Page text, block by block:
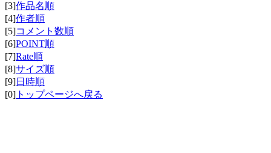
[3]作品名順
[4]作者順
[5]コメント数順
[6]POINT順
[7]Rate順
[8]サイズ順
[9]日時順
[0] トップページへ戻る